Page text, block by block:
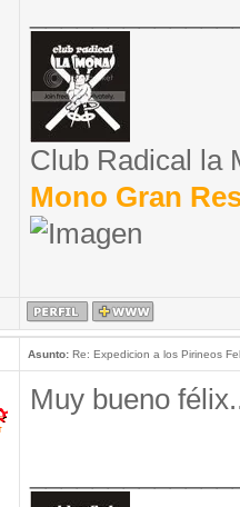
Club Radical la
Mono Gran
Asunto:Re: Expedicion a los Pirineos
Muy bueno